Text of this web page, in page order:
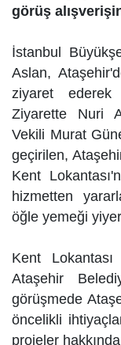
görüş
İstanbul
Aslan,
ziyaret
Ziyarette Nuri
Vekili Murat
geçirilen,
Kent
hizmetten
öğle yemeği
Kent
Ataşehir
görüşmede
öncelikli
projeler